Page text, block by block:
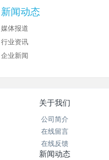
新闻动态
媒体报道
行业资讯
企业新闻
关于我们
公司简介
在线留言
在线反馈
新闻动态